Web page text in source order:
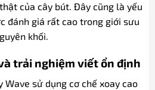
của cây bút. Đây cũng là yếu
đánh giá rất cao trong giới sưu
khối.
trải nghiệm viết ổn định
Wave sử dụng cơ chế xoay cao